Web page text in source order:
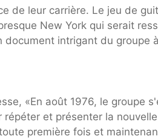
de leur carrière. Le jeu de
New York qui serait
intrigant du groupe
«En août 1976, le groupe
répéter et présenter la
première fois et